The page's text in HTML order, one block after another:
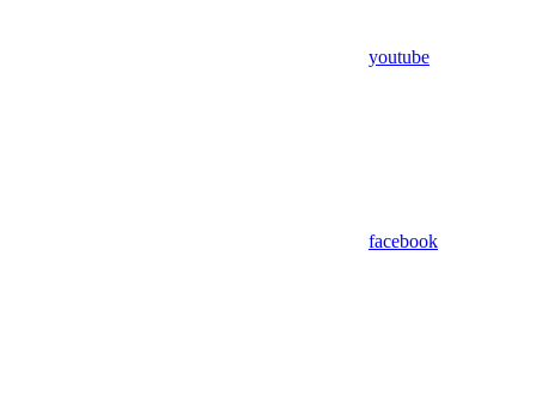
youtube
facebook